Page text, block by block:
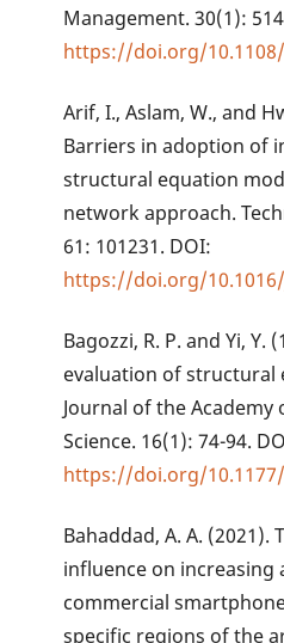
Management. 30(1):
https://doi.org/10.1108/
Arif, I., Aslam, W., and
Barriers in adoption of
structural equation
network approach.
61: 101231. DOI:
https://doi.org/10.1016/
Bagozzi, R. P. and Yi, Y.
evaluation of structural
Journal of the
Science. 16(1): 74-94.
https://doi.org/10.1177/
Bahaddad, A. A. (2021).
influence on increasing
commercial
specific regions of the